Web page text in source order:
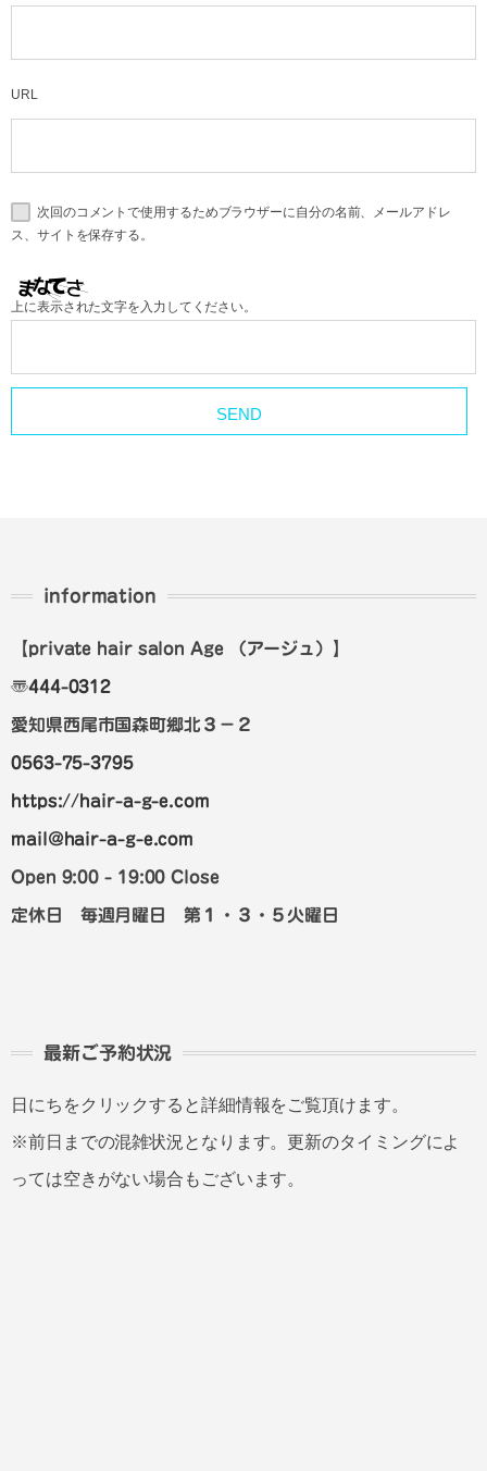
URL
次回のコメントで使用するためブラウザーに自分の名前、メールアドレ
ス、サイトを保存する。
上に表示された文字を入力してください。
information
【private hair salon Age （アージュ） 】
〠444-0312
愛知県西尾市国森町郷北３－２
0563-75-3795
https://hair-a-g-e.com
mail@hair-a-g-e.com
Open 9:00 - 19:00 Close
定休日 毎週月曜日 第１・３・５火曜日
最新ご予約状況
日にちをクリックすると詳細情報をご覧頂けます。
※前日までの混雑状況となります。更新のタイミングによ
っては空きがない場合もございます。